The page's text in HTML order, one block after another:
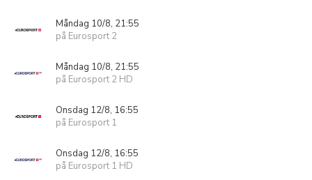
Måndag 10/8, 21:55
på Eurosport 2
Måndag 10/8, 21:55
på Eurosport 2 HD
Onsdag 12/8, 16:55
på Eurosport 1
Onsdag 12/8, 16:55
på Eurosport 1 HD